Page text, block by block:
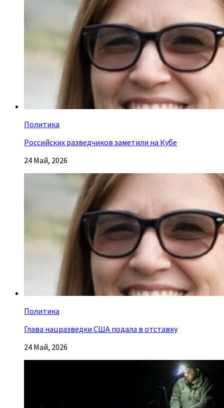
Политика
Российских разведчиков заметили на Кубе
24 Май, 2026
Политика
Глава нацразведки США подала в отставку
24 Май, 2026